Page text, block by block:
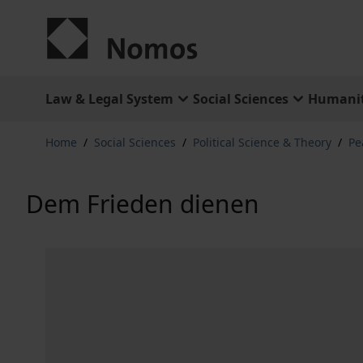
Law & Legal System Social Sciences
Home / Social Sciences / Political Science & Theory /
Dem Frieden dienen